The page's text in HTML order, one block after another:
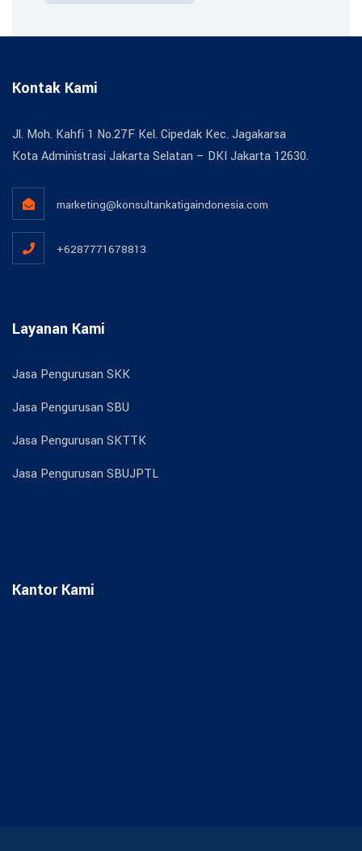
Kontak Kami
Jl. Moh. Kahfi 1 No.27F Kel. Cipedak Kec. Jagakarsa
Kota Administrasi Jakarta Selatan – DKI Jakarta 12630.
marketing@konsultankatigaindonesia.com
+6287771678813
Layanan Kami
Jasa Pengurusan SKK
Jasa Pengurusan SBU
Jasa Pengurusan SKTTK
Jasa Pengurusan SBUJPTL
Kantor Kami